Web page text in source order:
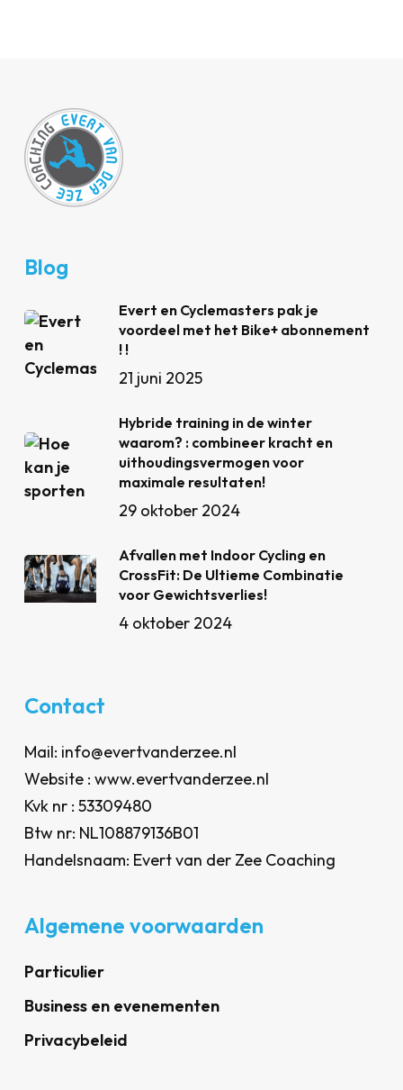
Blog
Evert en Cyclemasters pak je
voordeel met het Bike+ abonnement
! !
21 juni 2025
Hybride training in de winter
waarom? : combineer kracht en
uithoudingsvermogen voor
maximale resultaten!
29 oktober 2024
Afvallen met Indoor Cycling en
CrossFit: De Ultieme Combinatie
voor Gewichtsverlies!
4 oktober 2024
Contact
Mail: info@evertvanderzee.nl
Website : www.evertvanderzee.nl
Kvk nr : 53309480
Btw nr: NL108879136B01
Handelsnaam: Evert van der Zee Coaching
Algemene voorwaarden
Particulier
Business en evenementen
Privacybeleid